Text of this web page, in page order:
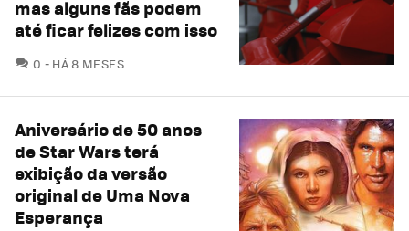
mas alguns fãs podem
até ficar felizes com isso
0 COMENTÁRIOS
HÁ 8 MESES
Aniversário de 50 anos
de Star Wars terá
exibição da versão
original de Uma Nova
Esperança